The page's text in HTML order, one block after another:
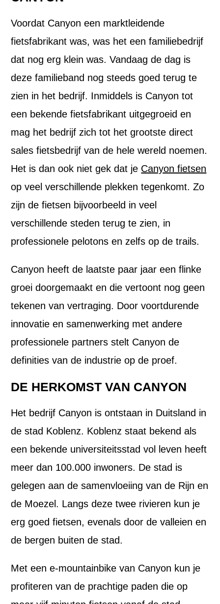
Voordat Canyon een marktleidende
fietsfabrikant was, was het een familiebedrijf
dat nog erg klein was. Vandaag de dag is
deze familieband nog steeds goed terug te
zien in het bedrijf. Inmiddels is Canyon tot
een bekende fietsfabrikant uitgegroeid en
mag het bedrijf zich tot het grootste direct
sales fietsbedrijf van de hele wereld noemen.
Het is dan ook niet gek dat je Canyon fietsen
op veel verschillende plekken tegenkomt. Zo
zijn de fietsen bijvoorbeeld in veel
verschillende steden terug te zien, in
professionele pelotons en zelfs op de trails.
Canyon heeft de laatste paar jaar een flinke
groei doorgemaakt en die vertoont nog geen
tekenen van vertraging. Door voortdurende
innovatie en samenwerking met andere
professionele partners stelt Canyon de
definities van de industrie op de proef.
DE HERKOMST VAN CANYON
Het bedrijf Canyon is ontstaan in Duitsland in
de stad Koblenz. Koblenz staat bekend als
een bekende universiteitsstad vol leven heeft
meer dan 100.000 inwoners. De stad is
gelegen aan de samenvloeiing van de Rijn en
de Moezel. Langs deze twee rivieren kun je
erg goed fietsen, evenals door de valleien en
de bergen buiten de stad.
Met een e-mountainbike van Canyon kun je
profiteren van de prachtige paden die op